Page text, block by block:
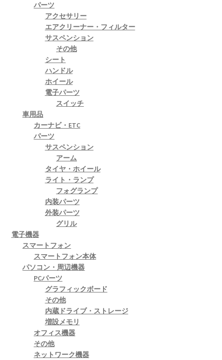
パーツ
アクセサリー
エアクリーナー・フィルター
サスペンション
その他
シート
ハンドル
ホイール
電子パーツ
スイッチ
車用品
カーナビ・ETC
パーツ
サスペンション
アーム
タイヤ・ホイール
ライト・ランプ
フォグランプ
内装パーツ
外装パーツ
グリル
電子機器
スマートフォン
スマートフォン本体
パソコン・周辺機器
PCパーツ
グラフィックボード
その他
内蔵ドライブ・ストレージ
増設メモリ
オフィス機器
その他
ネットワーク機器